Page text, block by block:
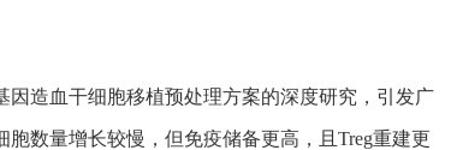
因造血干细胞移植预处理方案的深度研究，引发广
数量增长较慢，但免疫储备更高，且Treg重建更